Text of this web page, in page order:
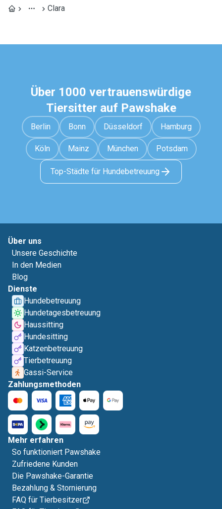
Clara
Über 1000 vertrauenswürdige
Tiersitter auf Pawshake
Berlin Bonn Düsseldorf Hamburg
Köln Mainz München Potsdam
Top-Städte für Hundebetreuung
Über uns
Unsere Geschichte
In den Medien
Blog
Dienste
Hundebetreuung
Hundetagesbetreuung
Haussitting
Hundesitting
Katzenbetreuung
Tierbetreuung
Gassi-Service
Zahlungsmethoden
Mehr erfahren
So funktioniert Pawshake
Zufriedene Kunden
Die Pawshake-Garantie
Bezahlung & Stornierung
FAQ für Tierbesitzer